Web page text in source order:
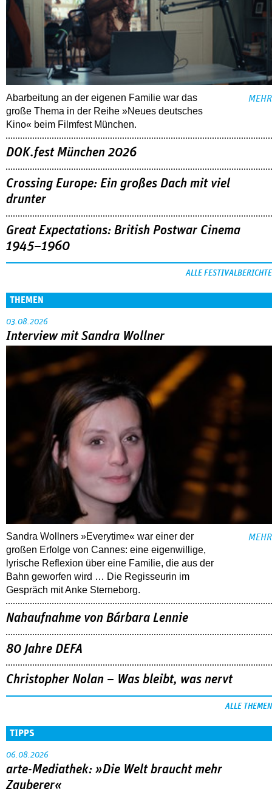
Abarbeitung an der eigenen Familie war das
große Thema in der Reihe »Neues deutsches
Kino« beim Filmfest München.
MEHR
DOK.fest München 2026
Crossing Europe: Ein großes Dach mit viel
drunter
Great Expectations: British Postwar Cinema
1945–1960
ALLE FESTIVALBERICHTE
THEMEN
03.08.2026
Interview mit Sandra Wollner
Sandra Wollners »Everytime« war einer der
großen Erfolge von Cannes: eine eigenwillige,
lyrische Reflexion über eine ­Familie, die aus der
Bahn geworfen wird … Die Regisseurin im
Gespräch mit Anke Sterneborg.
MEHR
Nahaufnahme von Bárbara Lennie
80 Jahre DEFA
Christopher Nolan – Was bleibt, was nervt
ALLE THEMEN
TIPPS
06.08.2026
arte-Mediathek: »Die Welt braucht mehr
Zauberer«